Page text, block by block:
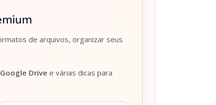
de arquivos, organizar seus
Google Drive e várias dicas para